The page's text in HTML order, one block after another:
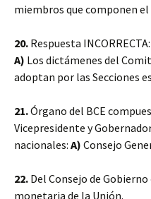
miembros que componen el
20. Respuesta
A) Los dictámenes del
adoptan por las Secciones
21.Órgano del BCE
Vicepresidente y
nacionales: A) Consejo
22. Del Consejo de Gobierno
monetaria de la Unión.